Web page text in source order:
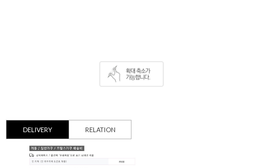
DELIVERY RELATION